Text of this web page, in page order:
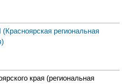
(Красноярская региональная
края (региональная